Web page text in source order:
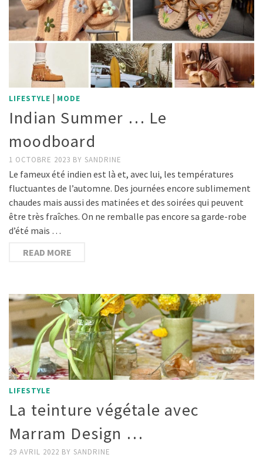
LIFESTYLE | MODE
Indian Summer … Le
moodboard
1 OCTOBRE 2023 BY SANDRINE
Le fameux été indien est là et, avec lui, les températures
fluctuantes de l’automne. Des journées encore sublimement
chaudes mais aussi des matinées et des soirées qui peuvent
être très fraîches. On ne remballe pas encore sa garde-robe
d’été mais …
READ MORE
LIFESTYLE
La teinture végétale avec
Marram Design …
29 AVRIL 2022 BY SANDRINE